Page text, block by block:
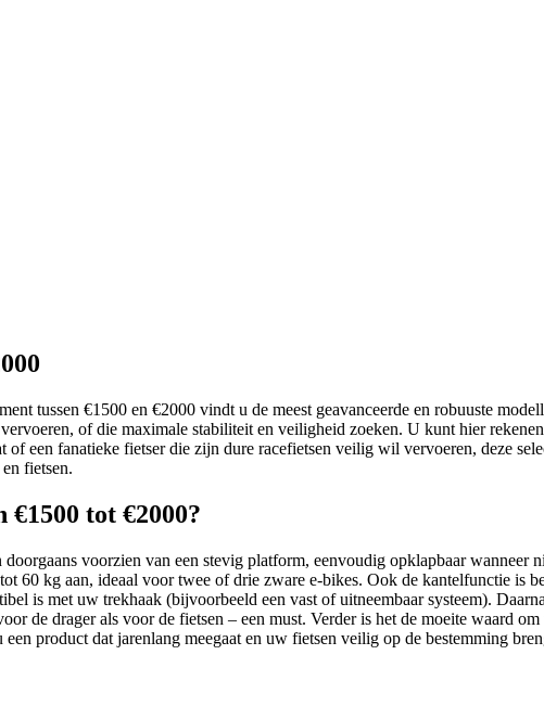
tussen €1500 en €2000 vindt u de meest geavanceerde en robuuste
of die maximale stabiliteit en veiligheid zoeken. U kunt hier
een fanatieke fietser die zijn dure racefietsen veilig wil vervoeren, deze
fietsen.
tot €2000?
voorzien van een stevig platform, eenvoudig opklapbaar wanneer
60 kg aan, ideaal voor twee of drie zware e-bikes. Ook de kantelfunctie is
is met uw trekhaak (bijvoorbeeld een vast of uitneembaar systeem).
de drager als voor de fietsen – een must. Verder is het de moeite waard
product dat jarenlang meegaat en uw fietsen veilig op de bestemming